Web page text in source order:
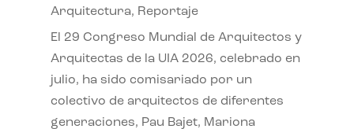
Arquitectura, Reportaje
El 29 Congreso Mundial de Arquitectos y
Arquitectas de la UIA 2026, celebrado en
julio, ha sido comisariado por un
colectivo de arquitectos de diferentes
generaciones, Pau Bajet, Mariona